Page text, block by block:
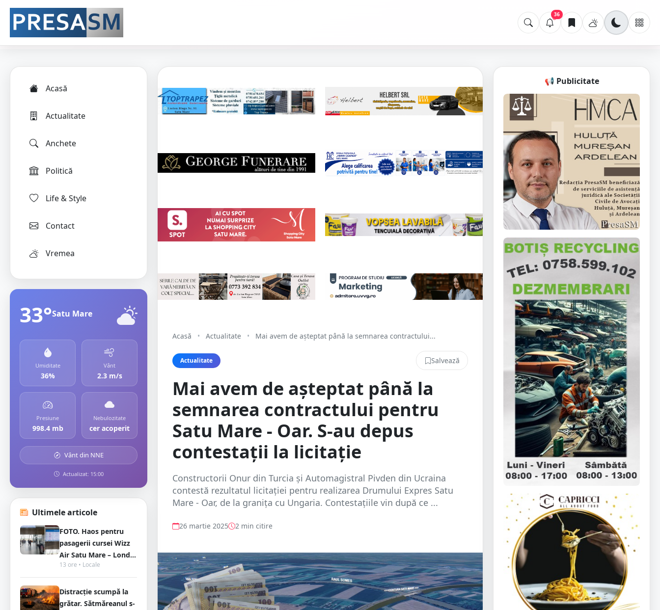
36
Acasă
Actualitate
Anchete
Politică
Life & Style
Contact
Vremea
33°Satu Mare
Umiditate
36%
Vânt
2.3 m/s
Presiune
998.4 mb
Nebulozitate
cer acoperit
Vânt din NNE
Actualizat: 15:00
Ultimele articole
FOTO. Haos pentru
pasagerii cursei Wizz
Air Satu Mare – Lond...
13 ore • Locale
Distracție scumpă la
grătar. Sătmăreanul s-
Acasă • Actualitate • Mai avem de așteptat până la semnarea contractului...
Actualitate Salvează
Mai avem de așteptat până la
semnarea contractului pentru
Satu Mare - Oar. S-au depus
contestații la licitație
Constructorii Onur din Turcia și Automagistral Pivden din Ucraina
contestă rezultatul licitației pentru realizarea Drumului Expres Satu
Mare - Oar, de la granița cu Ungaria. Contestațiile vin după ce ...
26 martie 2025 2 min citire
📢 Publicitate